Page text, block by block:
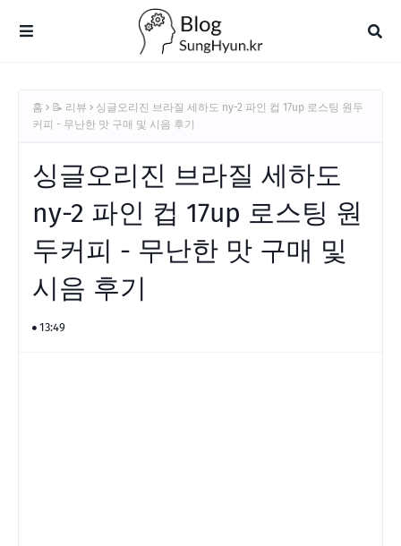
홈 📝 리뷰
싱글오리진 브라질 세하도 ny-2 파인 컵 17up 로스팅 원두
커피 - 무난한 맛 구매 및 시음 후기
싱글오리진 브라질 세하도
ny-2 파인 컵 17up 로스팅 원
두커피 - 무난한 맛 구매 및
시음 후기
13:49